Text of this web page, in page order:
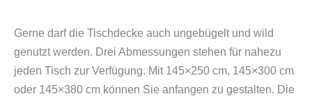
Gerne darf die Tischdecke auch ungebügelt und wild
genutzt werden. Drei Abmessungen stehen für nahezu
jeden Tisch zur Verfügung. Mit 145×250 cm, 145×300 cm
oder 145×380 cm können Sie anfangen zu gestalten. Die